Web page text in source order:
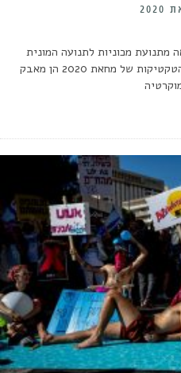
מכוניות לתנועה המונית
בגשרים ברחבי הארץ ומסכמת כיצד הטקטיקות של מחאת 2020 הן מאבק